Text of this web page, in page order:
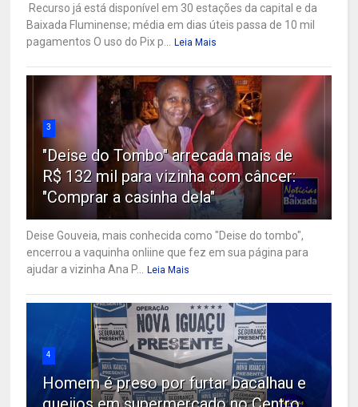
Recurso já está disponível em 30 estações da capital e da
Baixada Fluminense; média em dias úteis passa de 10 mil
pagamentos O uso do Pix p...
Leia Mais
3
"Deise do Tombo" arrecada mais de
R$ 132 mil para vizinha com câncer:
"Comprar a casinha dela"
Deise Gouveia, mais conhecida como "Deise do tombo",
encerrou a vaquinha onliine que fez em sua página para
ajudar a vizinha Ana P...
Leia Mais
4
Homem é preso por furtar bacalhau e